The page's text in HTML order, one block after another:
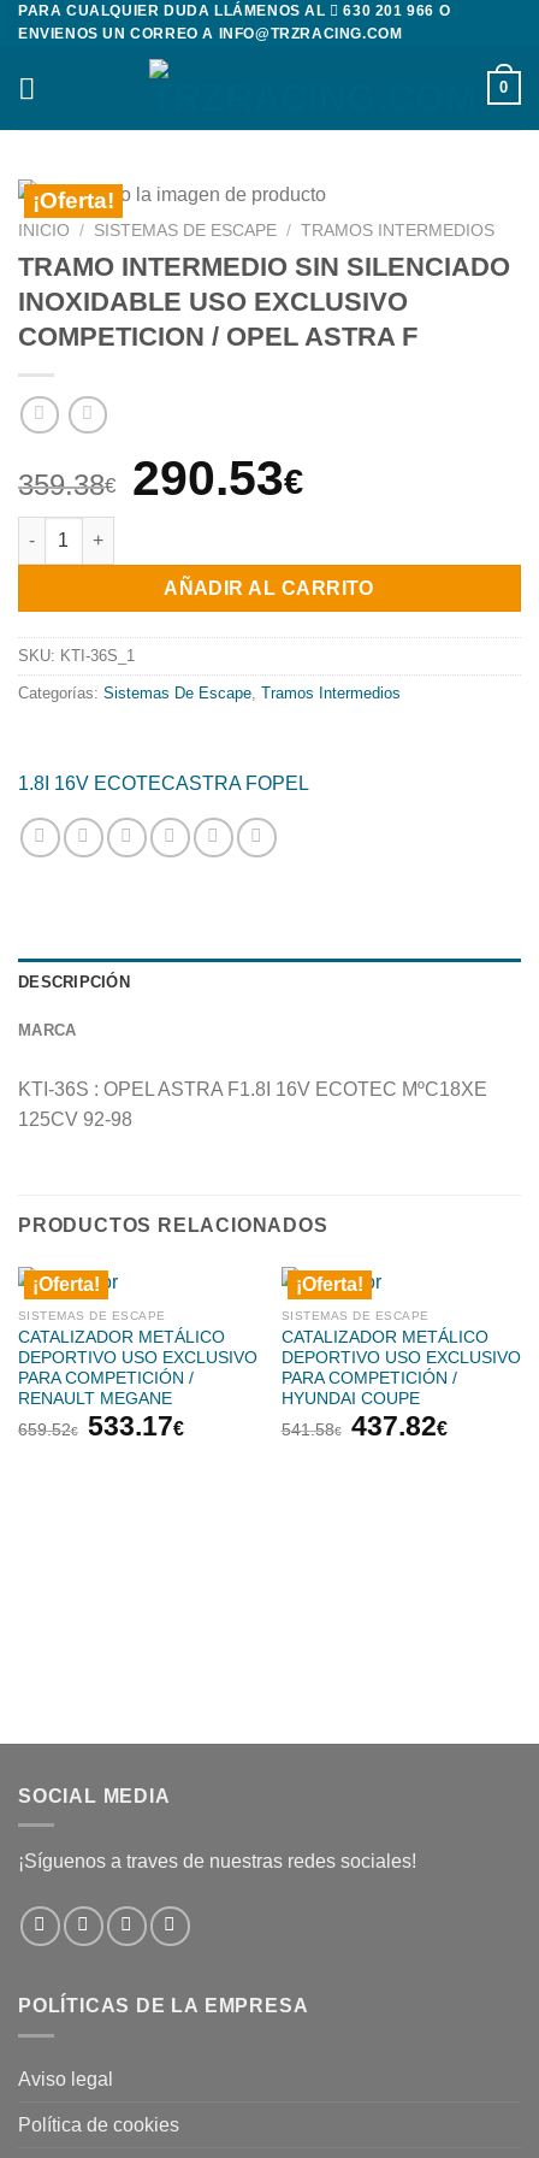
Saltar
contenido
PARA CUALQUIER DUDA LLÁMENOS AL 630 201 966 O
ENVIENOS UN CORREO A
INFO@TRZRACING.COM
0
¡Oferta!
INICIO / SISTEMAS DE ESCAPE / TRAMOS INTERMEDIOS
TRAMO INTERMEDIO SIN SILENCIADO
INOXIDABLE USO EXCLUSIVO
COMPETICION / OPEL ASTRA F
359.38€
El
original
era:
359.38€.
290.53€El
actual
es:
290.53€.
TRAMO INTERMEDIO SIN SILENCIADO INOXIDABLE USO
AÑADIR AL CARRITO
SKU: KTI-36S_1
Categorías: Sistemas De Escape Tramos Intermedios
1.8I 16V ECOTECASTRA FOPEL
DESCRIPCIÓN
MARCA
KTI-36S : OPEL ASTRA F1.8I 16V ECOTEC MºC18XE
125CV 92-98
PRODUCTOS RELACIONADOS
¡Oferta!
SISTEMAS DE ESCAPE
CATALIZADOR METÁLICO
DEPORTIVO USO EXCLUSIVO
PARA COMPETICIÓN /
RENAULT MEGANE
659.52€
El
533.17€El
¡Oferta!
SISTEMAS DE ESCAPE
CATALIZADOR METÁLICO
DEPORTIVO USO EXCLUSIVO
PARA COMPETICIÓN /
HYUNDAI COUPE
541.58€
El
437.82€El
SOCIAL MEDIA
¡Síguenos a traves de nuestras redes sociales!
POLÍTICAS DE LA EMPRESA
Aviso legal
Política de cookies